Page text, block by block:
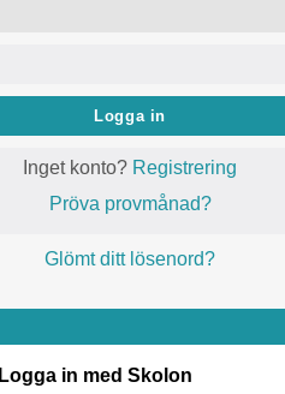
Logga in
Inget konto? Registrering
Pröva provmånad?
Glömt ditt lösenord?
Logga in med Skolon